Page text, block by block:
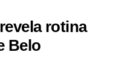
rotina
Belo